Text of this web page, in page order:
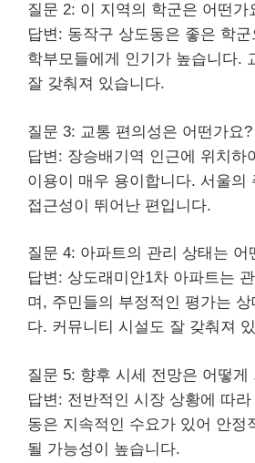
질문 2: 이 지역의 학군은 어떤가
답변: 동작구 상도동은 좋은 학
학부모들에게 인기가 높습니다.
잘 갖춰져 있습니다.
질문 3: 교통 편의성은 어떤가요?
답변: 장승배기역 인근에 위치하
이용이 매우 용이합니다. 서울의
접근성이 뛰어난 편입니다.
질문 4: 아파트의 관리 상태는 어
답변: 상도래미안1차 아파트는
며, 주민들의 부정적인 평가는 상
다. 커뮤니티 시설도 잘 갖춰져
질문 5: 향후 시세 전망은 어떻게
답변: 전반적인 시장 상황에 따
동은 지속적인 수요가 있어 안정
될 가능성이 높습니다.